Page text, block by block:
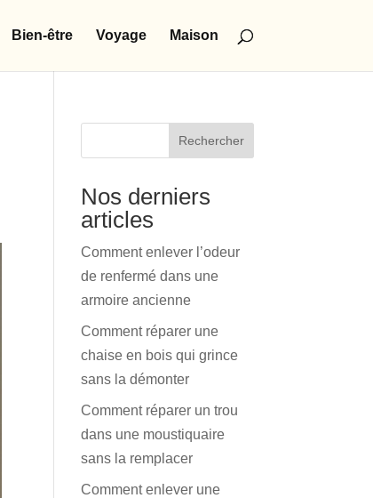
Bien-être Voyage Maison
Rechercher
Nos derniers
articles
Comment enlever l’odeur
de renfermé dans une
armoire ancienne
Comment réparer une
chaise en bois qui grince
sans la démonter
Comment réparer un trou
dans une moustiquaire
sans la remplacer
Comment enlever une